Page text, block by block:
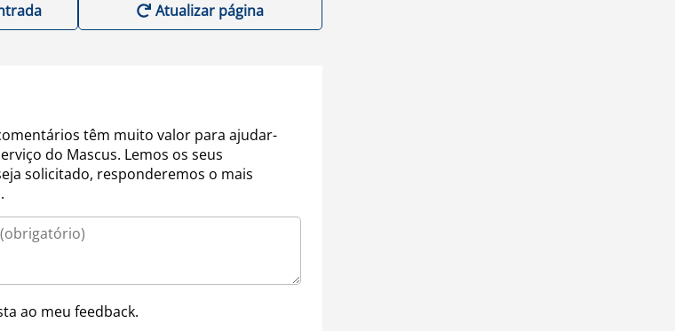
Atualizar página
têm muito valor para ajudar-
do Mascus. Lemos os seus
solicitado, responderemos o mais
ao meu feedback.